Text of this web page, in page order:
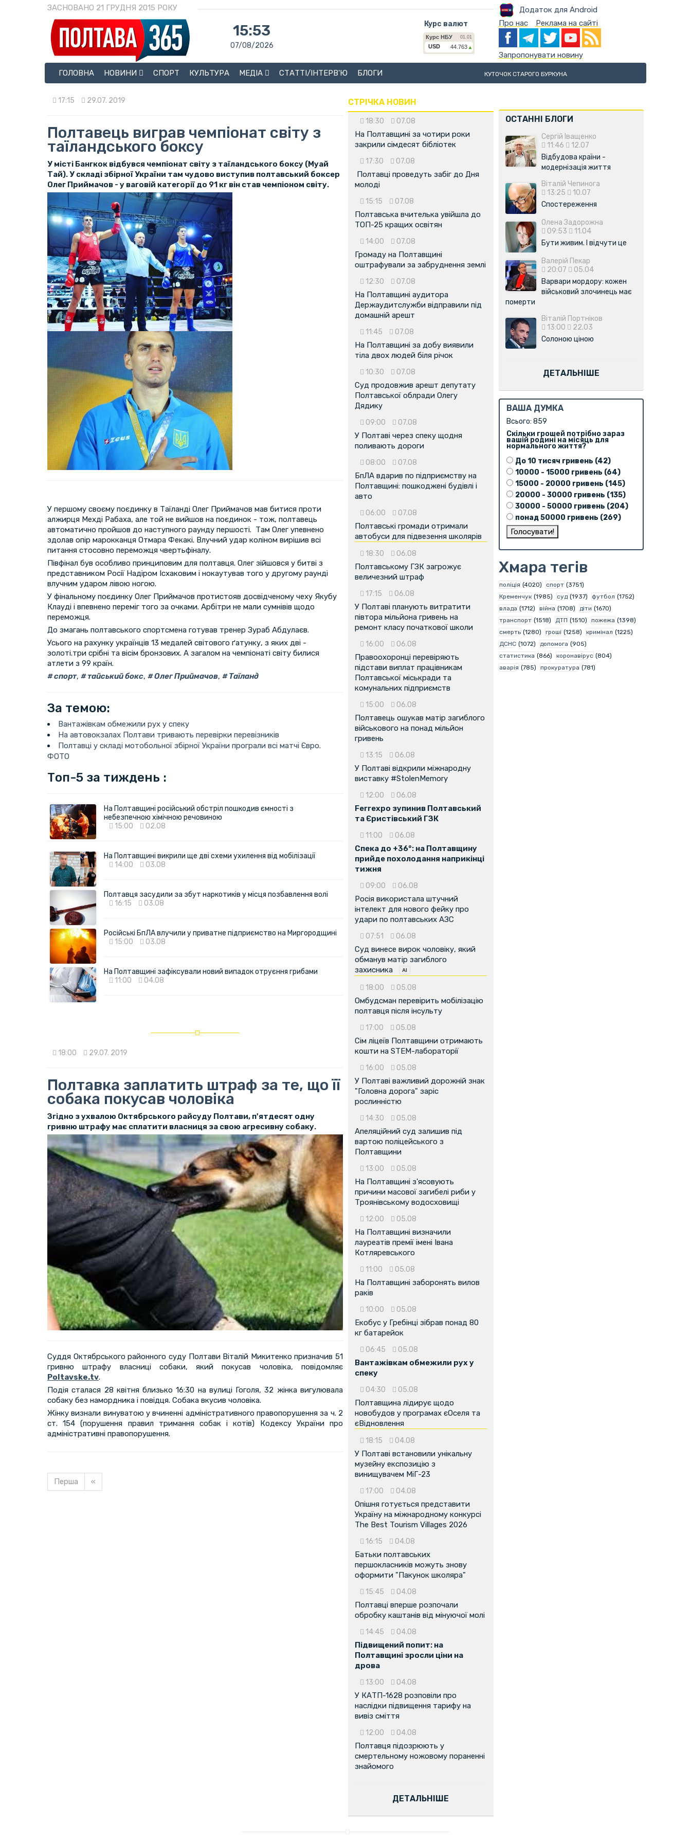
ЗАСНОВАНО 21 ГРУДНЯ 2015 РОКУ Додаток для Android
15:53
07/08/2026
Курс валют Про нас Реклама на сайті
Запропонувати новину
ГОЛОВНА
НОВИНИ СПОРТ КУЛЬТУРА МЕДІА СТАТТІ/ІНТЕРВ'Ю БЛОГИ КУТОЧОК СТАРОГО БУРКУНА
17:15 29.07. 2019
Полтавець виграв чемпіонат світу з
таїландського боксу
У місті Бангкок відбувся чемпіонат світу з таїландського боксу (Муай
Тай). У складі збірної України там чудово виступив полтавський боксер
Олег Приймачов - у ваговій категорії до 91 кг він став чемпіоном світу.
У першому своєму поєдинку в Таїланді Олег Приймачов мав битися проти
алжирця Мехді Рабаха, але той не вийшов на поєдинок - тож, полтавець
автоматично пройшов до наступного раунду першості. Там Олег упевнено
здолав опір марокканця Отмара Фекакі. Влучний удар коліном вирішив всі
питання стосовно переможця чвертьфіналу.
Півфінал був особливо принциповим для полтавця. Олег зійшовся у битві з
представником Росії Надіром Ісхаковим і нокаутував того у другому раунді
влучним ударом лівою ногою.
У фінальному поєдинку Олег Приймачов протистояв досвідченому чеху Якубу
Клауді і впевнено переміг того за очками. Арбітри не мали сумнівів щодо
переможця.
До змагань полтавського спортсмена готував тренер Зураб Абдулаєв.
Усього на рахунку українців 13 медалей світового ґатунку, з яких дві -
золоті.три срібні та вісім бронзових. А загалом на чемпіонаті світу билися
атлети з 99 країн.
спорт, тайський бокс, Олег Приймачов, Таїланд
За темою:
Вантажівкам обмежили рух у спеку
На автовокзалах Полтави тривають перевірки перевізників
Полтавці у складі мотобольної збірної України програли всі матчі Євро.
ФОТО
Топ-5 за тиждень :
На Полтавщині російський обстріл пошкодив ємності з
небезпечною хімічною речовиною
15:00
02.08
На Полтавщині викрили ще дві схеми ухилення від мобілізації
14:00
03.08
Полтавця засудили за збут наркотиків у місця позбавлення волі
16:15
03.08
Російські БпЛА влучили у приватне підприємство на Миргородщині
15:00
03.08
На Полтавщині зафіксували новий випадок отруєння грибами
11:00
04.08
18:00 29.07. 2019
Полтавка заплатить штраф за те, що її
собака покусав чоловіка
Згідно з ухвалою Октябрського райсуду Полтави, п'ятдесят одну
гривню штрафу має сплатити власниця за свою агресивну собаку.
Суддя Октябрського районного суду Полтави Віталій Микитенко призначив 51
гривню штрафу власниці собаки, який покусав чоловіка, повідомляє
Poltavske.tv.
Подія сталася 28 квітня близько 16:30 на вулиці Гоголя, 32 жінка вигулювала
собаку без намордника і повідця. Собака вкусив чоловіка.
Жінку визнали винуватою у вчиненні адміністративного правопорушення за ч. 2
ст. 154 (порушення правил тримання собак і котів) Кодексу України про
адміністративні правопорушення.
Перша «
СТРІЧКА НОВИН
18:30 07.08
На Полтавщині за чотири роки
закрили сімдесят бібліотек
17:30 07.08
Полтавці проведуть забіг до Дня
молоді
15:15 07.08
Полтавська вчителька увійшла до
ТОП-25 кращих освітян
14:00 07.08
Громаду на Полтавщині
оштрафували за забруднення землі
12:30 07.08
На Полтавщині аудитора
Держаудитслужби відправили під
домашній арешт
11:45 07.08
На Полтавщині за добу виявили
тіла двох людей біля річок
10:30 07.08
Суд продовжив арешт депутату
Полтавської облради Олегу
Дядику
09:00 07.08
У Полтаві через спеку щодня
поливають дороги
08:00 07.08
БпЛА вдарив по підприємству на
Полтавщині: пошкоджені будівлі і
авто
06:00 07.08
Полтавські громади отримали
автобуси для підвезення школярів
18:30 06.08
Полтавському ГЗК загрожує
величезний штраф
17:15 06.08
У Полтаві планують витратити
півтора мільйона гривень на
ремонт класу початкової школи
16:00 06.08
Правоохоронці перевіряють
підстави виплат працівникам
Полтавської міськради та
комунальних підприємств
15:00 06.08
Полтавець ошукав матір загиблого
військового на понад мільйон
гривень
13:15 06.08
У Полтаві відкрили міжнародну
виставку #StolenMemory
12:00 06.08
Ferrexpo зупинив Полтавський
та Єристівський ГЗК
11:00 06.08
Спека до +36°: на Полтавщину
прийде похолодання наприкінці
тижня
09:00 06.08
Росія використала штучний
інтелект для нового фейку про
удари по полтавських АЗС
07:51 06.08
Суд винесе вирок чоловіку, який
обманув матір загиблого
захисника
18:00 05.08
Омбудсман перевірить мобілізацію
полтавця після інсульту
17:00 05.08
Сім ліцеїв Полтавщини отримають
кошти на STEM-лабораторії
16:00 05.08
У Полтаві важливий дорожній знак
"Головна дорога" заріс
рослинністю
14:30 05.08
Апеляційний суд залишив під
вартою поліцейського з
Полтавщини
13:00 05.08
На Полтавщині з'ясовують
причини масової загибелі риби у
Троянівському водосховищі
12:00 05.08
На Полтавщині визначили
лауреатів премії імені Івана
Котляревського
11:00 05.08
На Полтавщині заборонять вилов
раків
10:00 05.08
Екобус у Гребінці зібрав понад 80
кг батарейок
06:45 05.08
Вантажівкам обмежили рух у
спеку
04:30 05.08
Полтавщина лідирує щодо
новобудов у програмах єОселя та
єВідновлення
18:15 04.08
У Полтаві встановили унікальну
музейну експозицію з
винищувачем МіГ-23
17:00 04.08
Опішня готується представити
Україну на міжнародному конкурсі
The Best Tourism Villages 2026
16:15 04.08
Батьки полтавських
першокласників можуть знову
оформити "Пакунок школяра"
15:45 04.08
Полтавці вперше розпочали
обробку каштанів від мінуючої молі
14:45 04.08
Підвищений попит: на
Полтавщині зросли ціни на
дрова
13:00 04.08
У КАТП-1628 розповіли про
наслідки підвищення тарифу на
вивіз сміття
12:00 04.08
Полтавця підозрюють у
смертельному ножовому пораненні
знайомого
ДЕТАЛЬНІШЕ
ОСТАННІ БЛОГИ
Сергій Іващенко
11:46
12.07
Відбудова країни -
модернізація життя
Віталій Чепинога
13:25
10.07
Спостереження
Олена Задорожна
09:53
11.04
Бути живим. І відчути це
Валерій Пекар
20:07
05.04
Варвари мордору: кожен
військовий злочинець має
померти
Віталій Портніков
13:00
22.03
Солоною ціною
ДЕТАЛЬНІШЕ
ВАША ДУМКА
Всього: 859
Скільки грошей потрібно зараз
вашій родині на місяць для
нормального життя?
До 10 тисяч гривень (42)
10000 - 15000 гривень (64)
15000 - 20000 гривень (145)
20000 - 30000 гривень (135)
30000 - 50000 гривень (204)
понад 50000 гривень (269)
Хмара тегів
поліція (4020) спорт (3751)
Кременчук (1985) суд (1937) футбол (1752)
влада (1712) війна (1708) діти (1670)
транспорт (1518) ДТП (1510) пожежа (1398)
смерть (1280) гроші (1258) кримінал (1225)
ДСНС (1072) допомога (905)
статистика (866) коронавірус (804)
аварія (785) прокуратура (781)